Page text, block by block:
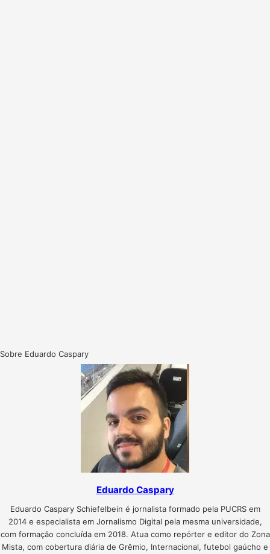
Sobre Eduardo Caspary
Eduardo Caspary
Eduardo Caspary Schiefelbein é jornalista formado pela PUCRS em
2014 e especialista em Jornalismo Digital pela mesma universidade,
com formação concluída em 2018. Atua como repórter e editor do Zona
Mista, com cobertura diária de Grêmio, Internacional, futebol gaúcho e